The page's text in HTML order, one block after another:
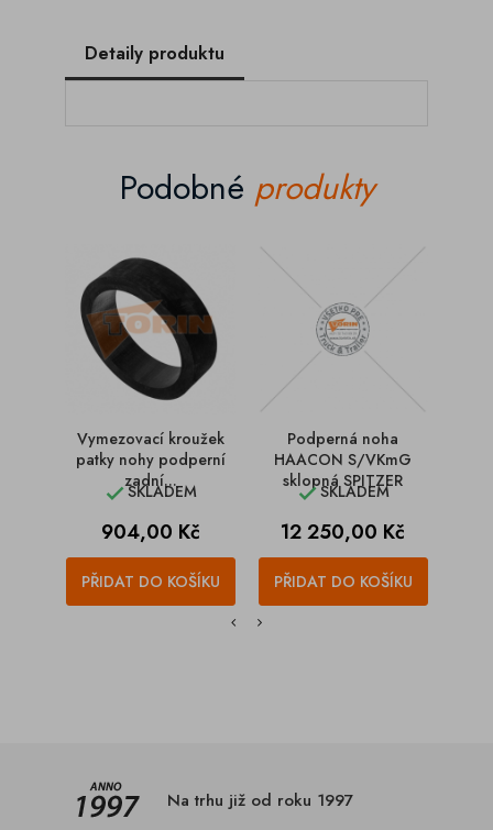
Detaily produktu
Podobné produkty
Vymezovací kroužek
patky nohy podperní
zadní...
SKLADEM
Cena
904,00 Kč
PŘIDAT DO KOŠÍKU
Podperná noha
HAACON S/VKmG
sklopná SPITZER
SKLADEM
Cena
12 250,00 Kč
PŘIDAT DO KOŠÍKU
Na trhu již od roku 1997